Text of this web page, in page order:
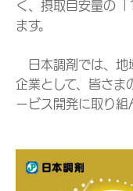
く、摂取目安量の
ます。
日本調剤では、地
企業として、皆さま
ービス開発に取り組